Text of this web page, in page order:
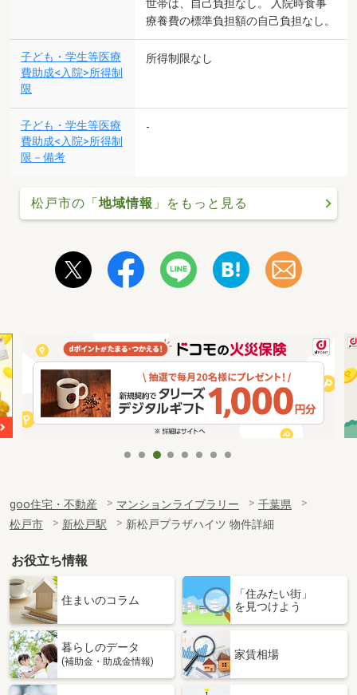
世帯は、自己負担なし。 入院時食事
療養費の標準負担額の自己負担なし。
子ども・学生等医療
費助成<入院>所得制
限
所得制限なし
子ども・学生等医療
費助成<入院>所得制
限－備考
-
松戸市の「地域情報 」をもっと見る
goo住宅・不動産 マンションライブラリー
千葉県
松戸市
新松戸駅 新松戸プラザハイツ 物件詳細
お役立ち情報
住まいのコラム
「住みたい街」
を見つけよう
暮らしのデータ
(補助金・助成金情報)
家賃相場